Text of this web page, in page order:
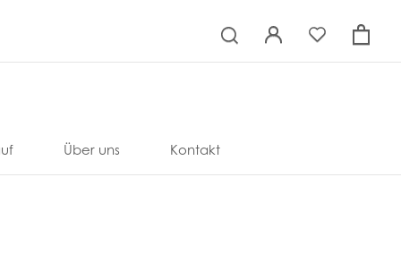
×
Über uns Kontakt